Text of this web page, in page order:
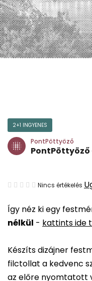
Így néz ki egy
nélkül - kattints ide
Készíts dizájner
filctollat a kedvenc
az előre nyomtatott
2+1 INGYENES
PontPöttyöző
A
átlagos
értékelése
ből
0,0
Nincs értékelés